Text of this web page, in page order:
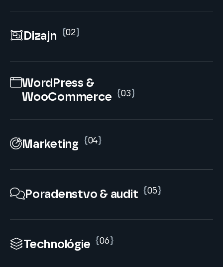
Dizajn {02}
WordPress &
WooCommerce
{03 }
Marketing {04 }
Poradenstvo & audit {05}
Technológie {06}